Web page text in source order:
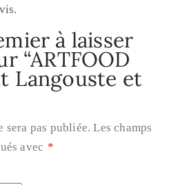
à laisser
“ARTFOOD
Langouste et
sera pas publiée. Les champs
avec *